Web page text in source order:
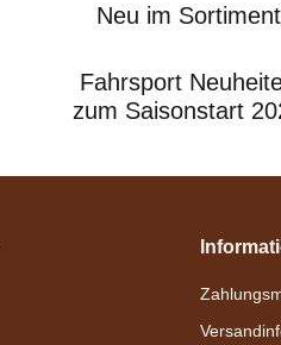
Neu im Sortiment
Fahrsport
zum Saisonstart